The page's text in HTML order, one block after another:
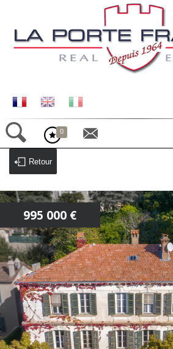
MAISONS
APPARTEMENTS
TERRAINS
COMMERCES
CONTACT
ALERTE E-MAIL
0
Retour
995 000 €